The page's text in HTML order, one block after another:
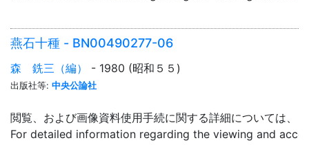
燕石十種 - BN00490277-06
森 銑三（編） - 1980 (昭和５５)
出版社等: 中央公論社
閲覧、および画像資料使用手続に関する詳細については、「
For detailed information regarding the viewing and